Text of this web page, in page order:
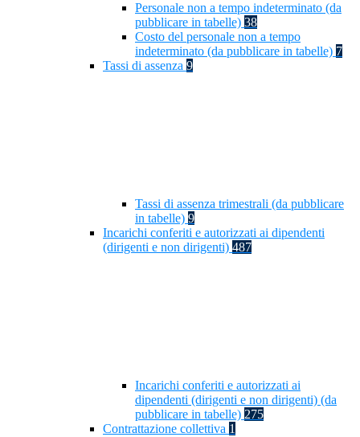
Personale non a tempo indeterminato (da
pubblicare in tabelle) 38
Costo del personale non a tempo
indeterminato (da pubblicare in tabelle) 7
Tassi di assenza 9
Tassi di assenza trimestrali (da pubblicare
in tabelle) 9
Incarichi conferiti e autorizzati ai dipendenti
(dirigenti e non dirigenti) 487
Incarichi conferiti e autorizzati ai
dipendenti (dirigenti e non dirigenti) (da
pubblicare in tabelle) 275
Contrattazione collettiva 1